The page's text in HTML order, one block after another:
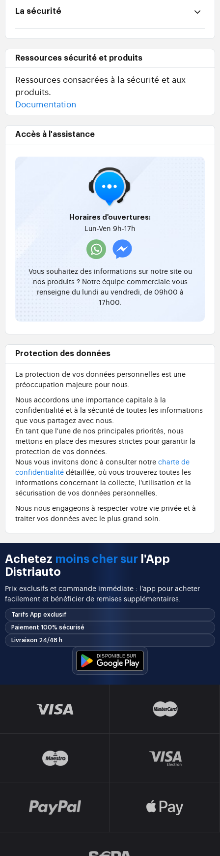
La sécurité
Ressources sécurité et produits
Ressources consacrées à la sécurité et aux
produits.
Documentation
Accès à l'assistance
Horaires d'ouvertures:
Lun-Ven 9h-17h
Vous souhaitez des informations sur notre site ou
nos produits ? Notre équipe commerciale vous
renseigne du lundi au vendredi, de 09h00 à
17h00.
Protection des données
La protection de vos données personnelles est une
préoccupation majeure pour nous.
Nous accordons une importance capitale à la
confidentialité et à la sécurité de toutes les informations
que vous partagez avec nous.
En tant que l'une de nos principales priorités, nous
mettons en place des mesures strictes pour garantir la
protection de vos données.
Nous vous invitons donc à consulter notre charte de
confidentialité détaillée, où vous trouverez toutes les
informations concernant la collecte, l'utilisation et la
sécurisation de vos données personnelles.
Nous nous engageons à respecter votre vie privée et à
traiter vos données avec le plus grand soin.
Achetez moins cher sur l'App
Distriauto
Prix exclusifs et commande immédiate : l’app pour acheter
facilement et bénéficier de remises supplémentaires.
Tarifs App exclusif
Paiement 100% sécurisé
Livraison 24/48 h